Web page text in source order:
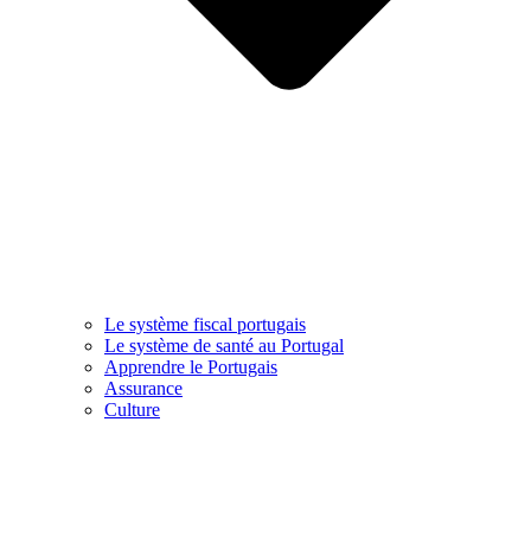
Le système fiscal portugais
Le système de santé au Portugal
Apprendre le Portugais
Assurance
Culture